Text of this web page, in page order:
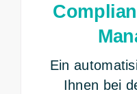
Ein
Ihnen bei